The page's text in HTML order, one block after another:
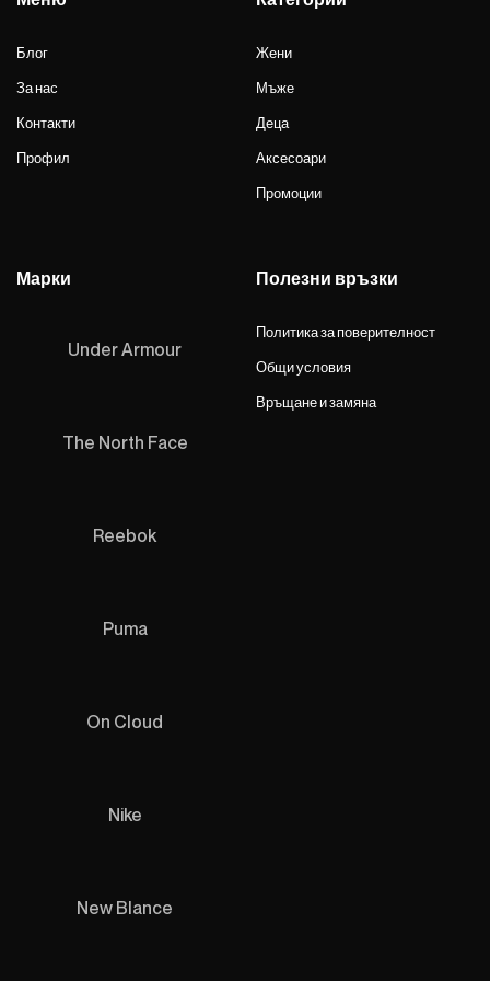
Блог
За нас
Контакти
Профил
Жени
Мъже
Деца
Аксесоари
Промоции
Марки
Under Armour
The North Face
Reebok
Puma
On Cloud
Nike
New Blance
Полезни връзки
Политика за поверителност
Общи условия
Връщане и замяна